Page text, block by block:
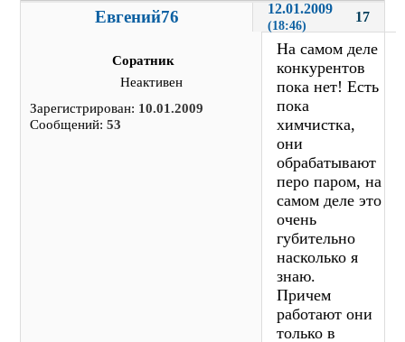
17
Евгений76 12.01.2009
(18:46)
Соратник
Неактивен
Зарегистрирован: 10.01.2009
Сообщений:53
На самом деле
конкурентов
пока нет! Есть
пока
химчистка,
они
обрабатывают
перо паром, на
самом деле это
очень
губительно
насколько я
знаю.
Причем
работают они
только в